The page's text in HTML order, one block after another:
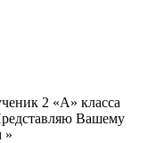
2 «А» класса
Вашему
»